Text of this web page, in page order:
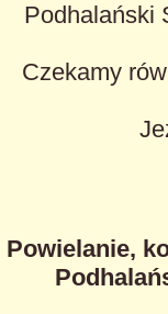
Podhalański
Czekamy
Powielanie,